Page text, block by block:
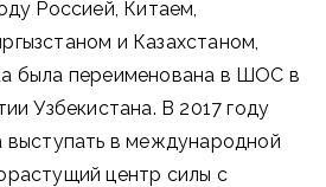
Россией, Китаем,
и Казахстаном,
была переименована в ШОС в
Узбекистана. В 2017 году
выступать в международной
центр силы с